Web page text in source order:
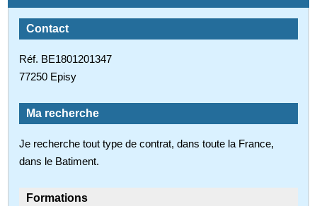
Contact
Réf. BE1801201347
77250 Episy
Ma recherche
Je recherche tout type de contrat, dans toute la France,
dans le Batiment.
Formations